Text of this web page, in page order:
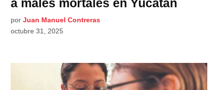
a males mortales en Yucatán
por Juan Manuel Contreras
octubre 31, 2025